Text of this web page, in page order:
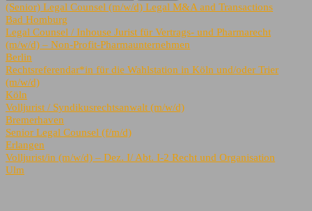
(Senior) Legal Counsel (m/w/d) Legal M&A and Transactions
Bad Homburg
Legal Counsel / Inhouse Jurist für Vertrags- und Pharmarecht
(m/w/d) – Non-Profit-Pharmaunternehmen
Berlin
Rechtsreferendar*in für die Wahlstation in Köln und/oder Trier
(m/w/d)
Köln
Volljurist / Syndikusrechtsanwalt (m/w/d)
Bremerhaven
Senior Legal Counsel (f/m/d)
Erlangen
Volljurist/in (m/w/d) – Dez. I/ Abt. I-2 Recht und Organisation
Ulm